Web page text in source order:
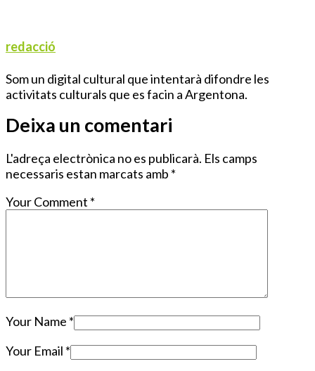
redacció
Som un digital cultural que intentarà difondre les
activitats culturals que es facin a Argentona.
Deixa un comentari
L'adreça electrònica no es publicarà. Els camps
necessaris estan marcats amb *
Your Comment *
Your Name *
Your Email *